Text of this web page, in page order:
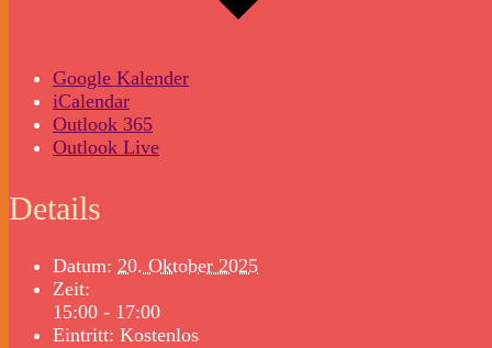
Google Kalender
iCalendar
Outlook 365
Outlook Live
Details
Datum: 20. Oktober 2025
Zeit:
15:00 - 17:00
Eintritt: Kostenlos